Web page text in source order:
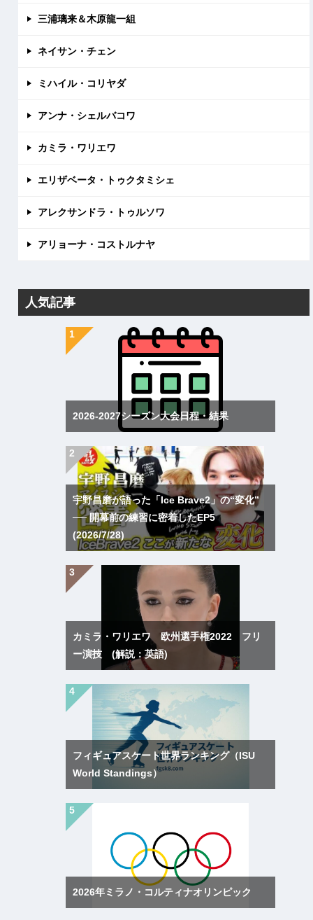
三浦璃来＆木原龍一組
ネイサン・チェン
ミハイル・コリヤダ
アンナ・シェルバコワ
カミラ・ワリエワ
エリザベータ・トゥクタミシェ
アレクサンドラ・トゥルソワ
アリョーナ・コストルナヤ
人気記事
2026-2027シーズン大会日程・結果
宇野昌磨が語った「Ice Brave2」の“変化”
── 開幕前の練習に密着したEP5
(2026/7/28)
カミラ・ワリエワ 欧州選手権2022 フリ
ー演技 (解説：英語)
フィギュアスケート世界ランキング（ISU
World Standings）
2026年ミラノ・コルティナオリンピック